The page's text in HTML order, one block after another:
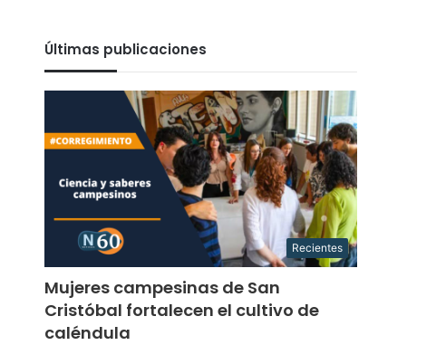
Últimas publicaciones
Recientes
Mujeres campesinas de San
Cristóbal fortalecen el cultivo de
caléndula